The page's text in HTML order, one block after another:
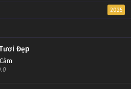
2025
Đẹp